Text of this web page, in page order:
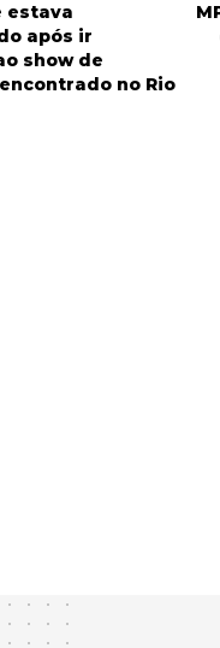
estava
após ir
show de
no Rio